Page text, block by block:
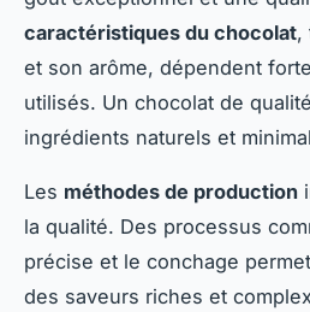
caractéristiques du chocolat,
et son arôme, dépendent
utilisés. Un chocolat de
ingrédients naturels et
Les méthodes de production
la qualité. Des processus
précise et le conchage
des saveurs riches et